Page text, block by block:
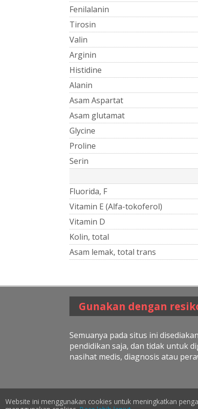
Fenilalanin
Tirosin
Valin
Arginin
Histidine
Alanin
Asam Aspartat
Asam glutamat
Glycine
Proline
Serin
Fluorida, F
Vitamin E (Alfa-tokoferol)
Vitamin D
Kolin, total
Asam lemak, total trans
Gunakan dengan
Semuanya pada situs ini
pendidikan saja, dan tidak untuk
nasihat medis, diagnosis atau
Website ini menggunakan cookies untuk meningkatkan